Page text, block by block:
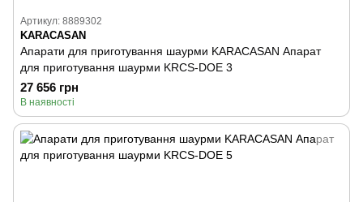
Артикул: 8889302
KARACASAN
Апарати для приготування шаурми KARACASAN Апарат
для приготування шаурми KRCS-DOE 3
27 656 грн
В наявності